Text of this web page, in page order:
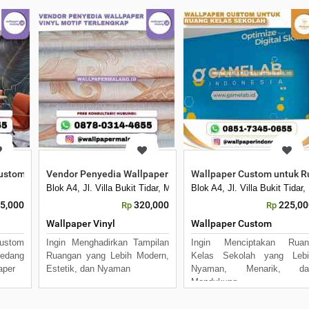
untuk Ruang Meeting
Vendor Penyedia Wallpaper Vinyl Motif Terlengkap
Blok A4, Jl. Villa Bukit Tidar, Merjosari, Kec. Lowokwaru, Kota
Rp 320,000
Wallpaper Vinyl
Ingin Menghadirkan Tampilan
Ruangan yang Lebih Modern,
Estetik, dan Nyaman
Wallpaper Custom untuk
Blok A4, Jl. Villa Bukit
Rp
Wallpaper Custom
Ingin Menciptakan
Kelas Sekolah yang
Nyaman, Menarik,
Mendukung